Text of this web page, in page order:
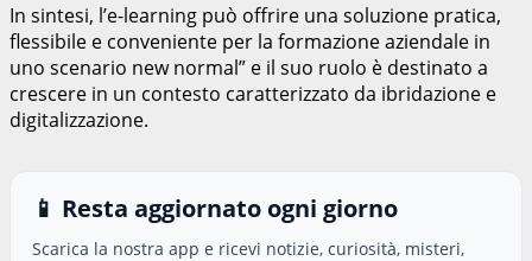
In sintesi, l’e-learning può offrire una soluzione pratica,
flessibile e conveniente per la formazione aziendale in
uno scenario new normal” e il suo ruolo è destinato a
crescere in un contesto caratterizzato da ibridazione e
digitalizzazione.
📱 Resta aggiornato ogni giorno
Scarica la nostra app e ricevi notizie, curiosità, misteri,